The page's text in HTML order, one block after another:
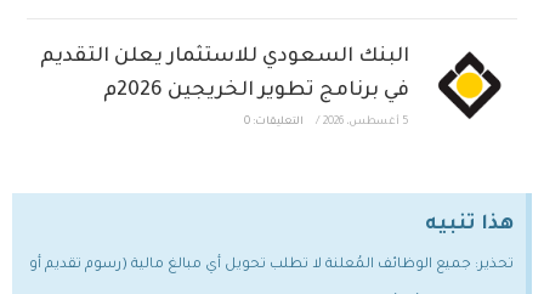
البنك السعودي للاستثمار يعلن التقديم
في برنامج تطوير الخريجين 2026م
5 أغسطس، 2026 / التعليقات: 0
هذا تنبيه
تحذير: جميع الوظائف المُعلنة لا تطلب تحويل أي مبالغ مالية (رسوم تقديم أو